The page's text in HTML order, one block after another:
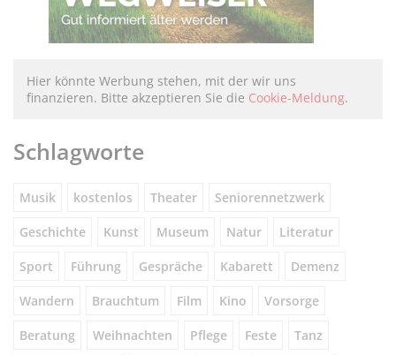
Hier könnte Werbung stehen, mit der wir uns
finanzieren. Bitte akzeptieren Sie die Cookie-Meldung.
Schlagworte
Musik kostenlos Theater Seniorennetzwerk
Geschichte Kunst Museum Natur Literatur
Sport Führung Gespräche Kabarett Demenz
Wandern Brauchtum Film Kino Vorsorge
Beratung Weihnachten Pflege Feste Tanz